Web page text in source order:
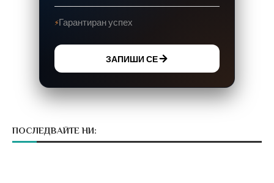
Гарантиран успех
ЗАПИШИ СЕ
ПОСЛЕДВАЙТЕ НИ: